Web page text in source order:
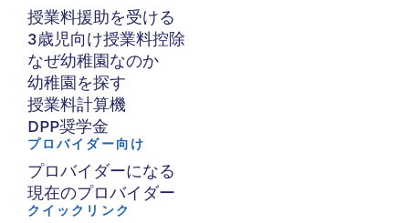
授業料援助を受ける
3歳児向け授業料控除
なぜ幼稚園なのか
幼稚園を探す
授業料計算機
DPP奨学金
プロバイダー向け
プロバイダーになる
現在のプロバイダー
クイックリンク